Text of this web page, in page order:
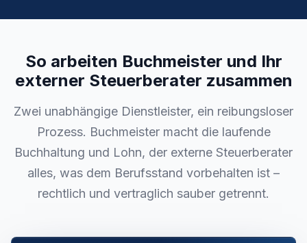
So arbeiten Buchmeister und Ihr
externer Steuerberater zusammen
Zwei unabhängige Dienstleister, ein reibungsloser
Prozess. Buchmeister macht die laufende
Buchhaltung und Lohn, der externe Steuerberater
alles, was dem Berufsstand vorbehalten ist –
rechtlich und vertraglich sauber getrennt.